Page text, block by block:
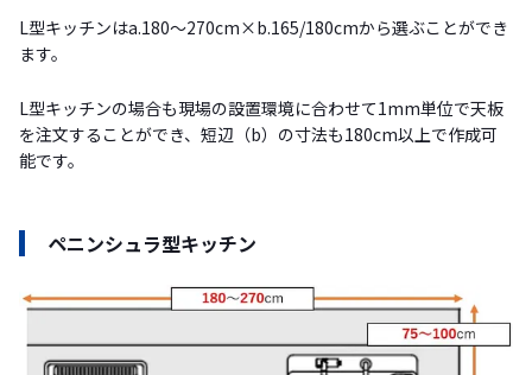
L型キッチンはa.180〜270cm×b.165/180cmから選ぶことができ
ます。
L型キッチンの場合も現場の設置環境に合わせて1mm単位で天板
を注文することができ、短辺（b）の寸法も180cm以上で作成可
能です。
ペニンシュラ型キッチン